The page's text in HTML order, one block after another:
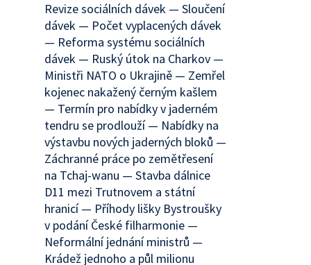
Revize sociálních dávek — Sloučení
dávek — Počet vyplacených dávek
— Reforma systému sociálních
dávek — Ruský útok na Charkov —
Ministři NATO o Ukrajině — Zemřel
kojenec nakažený černým kašlem
— Termín pro nabídky v jaderném
tendru se prodlouží — Nabídky na
výstavbu nových jaderných bloků —
Záchranné práce po zemětřesení
na Tchaj-wanu — Stavba dálnice
D11 mezi Trutnovem a státní
hranicí — Příhody lišky Bystroušky
v podání České filharmonie —
Neformální jednání ministrů —
Krádež jednoho a půl milionu